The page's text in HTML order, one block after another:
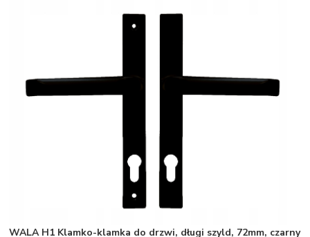
WALA H1 Klamko-klamka do drzwi, długi szyld, 72mm, czarny